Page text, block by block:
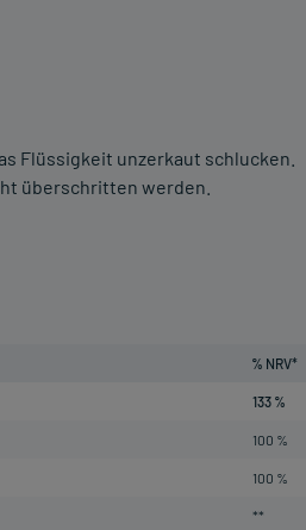
Flüssigkeit unzerkaut schlucken.
überschritten werden.
% NRV*
133 %
100 %
100 %
**